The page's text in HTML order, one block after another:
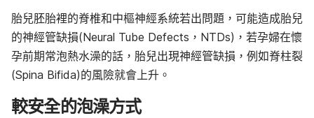
胎兒胚胎裡的脊椎和中樞神經系統若出問題，可能造成胎兒
的神經管缺損(Neural Tube Defects，NTDs)，若孕婦在懷
孕前期常泡熱水澡的話，胎兒出現神經管缺損，例如脊柱裂
(Spina Bifida)的風險就會上升。
較安全的泡澡方式